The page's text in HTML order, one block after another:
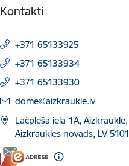
Kontakti
+371 65133925
+371 65133934
+371 65133930
E-pasts:
dome@aizkraukle.lv
Lāčplēša iela 1A, Aizkraukle,
Aizkraukles novads, LV 5101